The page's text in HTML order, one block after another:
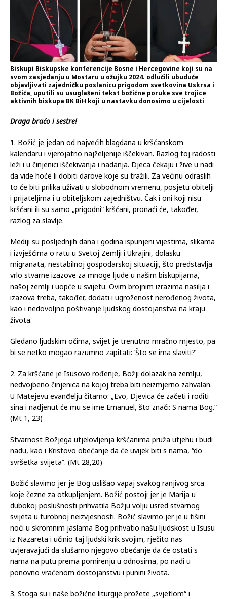
Biskupi Biskupske konferencije Bosne i Hercegovine koji su na
svom zasjedanju u Mostaru u ožujku 2024. odlučili ubuduće
objavljivati zajedničku poslanicu prigodom svetkovina Uskrsa i
Božića, uputili su usuglašeni tekst božićne poruke sve trojice
aktivnih biskupa BK BiH koji u nastavku donosimo u cijelosti
Draga braćo i sestre!
1. Božić je jedan od najvećih blagdana u kršćanskom
kalendaru i vjerojatno najželjenije iščekivan. Razlog toj radosti
leži i u činjenici iščekivanja i nadanja. Djeca čekaju i žive u nadi
da vide hoće li dobiti darove koje su tražili. Za većinu odraslih
to će biti prilika uživati u slobodnom vremenu, posjetu obitelji
i prijateljima i u obiteljskom zajedništvu. Čak i oni koji nisu
kršćani ili su samo „prigodni“ kršćani, pronaći će, također,
razlog za slavlje.
Mediji su posljednjih dana i godina ispunjeni vijestima, slikama
i izvješćima o ratu u Svetoj Zemlji i Ukrajini, dolasku
migranata, nestabilnoj gospodarskoj situaciji, što predstavlja
vrlo stvarne izazove za mnoge ljude u našim biskupijama,
našoj zemlji i uopće u svijetu. Ovim brojnim izrazima nasilja i
izazova treba, također, dodati i ugroženost nerođenog života,
kao i nedovoljno poštivanje ljudskog dostojanstva na kraju
života.
Gledano ljudskim očima, svijet je trenutno mračno mjesto, pa
bi se netko mogao razumno zapitati: ‘Što se ima slaviti?’
2. Za kršćane je Isusovo rođenje, Božji dolazak na zemlju,
nedvojbeno činjenica na kojoj treba biti neizmjerno zahvalan.
U Matejevu evanđelju čitamo: „Evo, Djevica će začeti i roditi
sina i nadjenut će mu se ime Emanuel, što znači: S nama Bog.“
(Mt 1, 23)
Stvarnost Božjega utjelovljenja kršćanima pruža utjehu i budi
nadu, kao i Kristovo obećanje da će uvijek biti s nama, “do
svršetka svijeta”. (Mt 28,20)
Božić slavimo jer je Bog uslišao vapaj svakog ranjivog srca
koje čezne za otkupljenjem. Božić postoji jer je Marija u
dubokoj poslušnosti prihvatila Božju volju usred stvarnog
svijeta u turobnoj neizvjesnosti. Božić slavimo jer je u tišini
noći u skromnim jaslama Bog prihvatio našu ljudskost u Isusu
iz Nazareta i učinio taj ljudski krik svojim, rječito nas
uvjeravajući da slušamo njegovo obećanje da će ostati s
nama na putu prema pomirenju u odnosima, po nadi u
ponovno vraćenom dostojanstvu i punini života.
3. Stoga su i naše božićne liturgije prožete „svjetlom“ i